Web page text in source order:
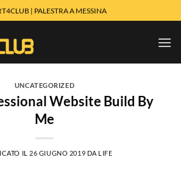
| PALESTRA A MESSINA
UNCATEGORIZED
Website Build By
Me
IL 26 GIUGNO 2019 DA LIFE